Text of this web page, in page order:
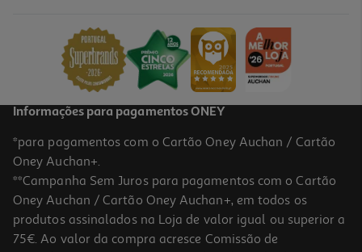
Informações para pagamentos ONEY
*para pagamentos com o Cartão Oney Auchan / Cartão
Oney Auchan+.
**Campanha Sem Juros para pagamentos com o Cartão
Oney Auchan / Cartão Oney Auchan+, em todos os
produtos assinalados na Loja de valor igual ou superior a
75€. Ao valor da compra acresce Comissão de